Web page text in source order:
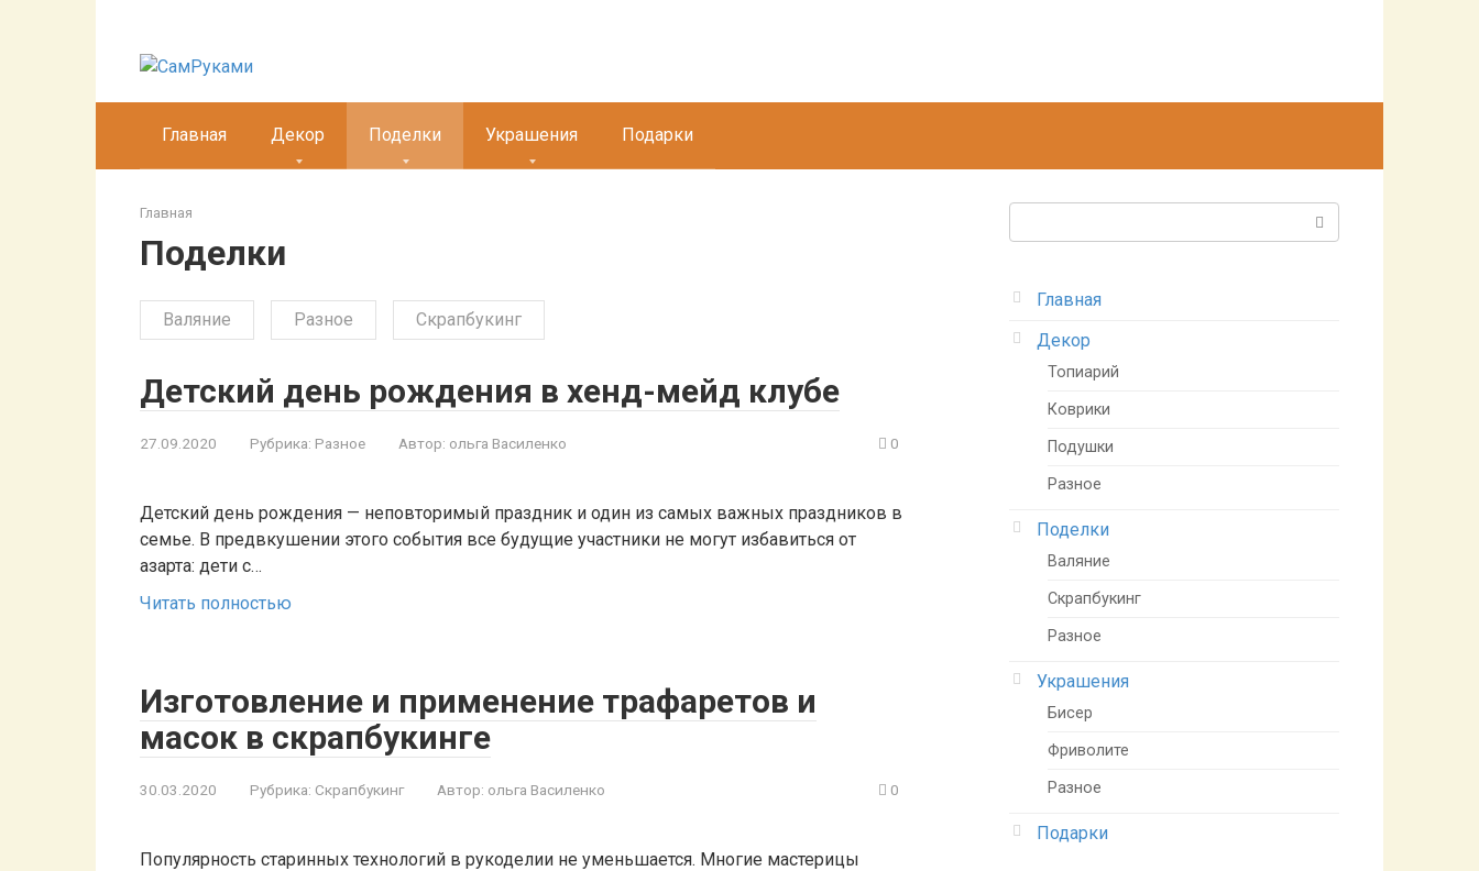
Главная Декор Поделки Украшения Подарки
Главная
Поделки
Валяние Разное Скрапбукинг
Детский день рождения в хенд-мейд клубе
27.09.2020 Рубрика: Разное Автор: ольга Василенко 0
Детский день рождения — неповторимый праздник и один из самых важных праздников в
семье. В предвкушении этого события все будущие участники не могут избавиться от
азарта: дети с…
Читать полностью
Изготовление и применение трафаретов и
масок в скрапбукинге
30.03.2020 Рубрика: Скрапбукинг Автор: ольга Василенко 0
Популярность старинных технологий в рукоделии не уменьшается. Многие мастерицы
Главная
Декор
Топиарий
Коврики
Подушки
Разное
Поделки
Валяние
Скрапбукинг
Разное
Украшения
Бисер
Фриволите
Разное
Подарки